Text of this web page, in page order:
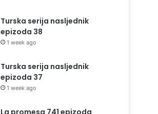
Turska serija nasljednik
epizoda 38
1 week ago
Turska serija nasljednik
epizoda 37
1 week ago
La promesa 741 epizoda